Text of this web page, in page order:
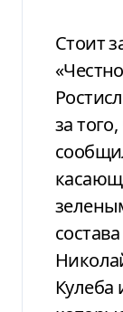
Стоит
за
Кулеба